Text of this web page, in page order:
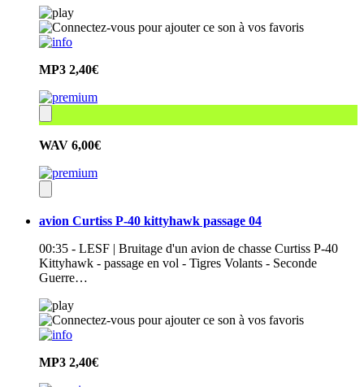
MP3 2,40€
WAV 6,00€
avion Curtiss P-40 kittyhawk passage 04
00:35 - LESF | Bruitage d'un avion de chasse Curtiss P-40
Kittyhawk - passage en vol - Tigres Volants - Seconde
Guerre…
MP3 2,40€